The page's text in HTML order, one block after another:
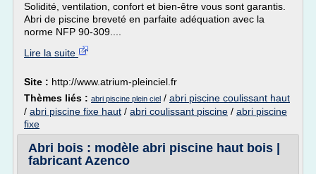
Solidité, ventilation, confort et bien-être vous sont garantis.
Abri de piscine breveté en parfaite adéquation avec la
norme NFP 90-309....
Lire la suite
Site : http://www.atrium-pleinciel.fr
Thèmes liés : abri piscine plein ciel / abri piscine coulissant haut
/ abri piscine fixe haut / abri coulissant piscine / abri piscine
fixe
Abri bois : modèle abri piscine haut bois |
fabricant Azenco